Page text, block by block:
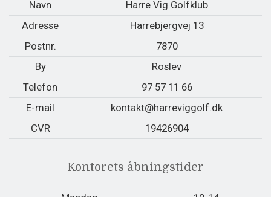
Navn
Harre Vig Golfklub
Adresse
Harrebjergvej 13
Postnr.
7870
By
Roslev
Telefon
97 57 11 66
E-mail
kontakt@harreviggolf.dk
CVR
19426904
Kontorets åbningstider